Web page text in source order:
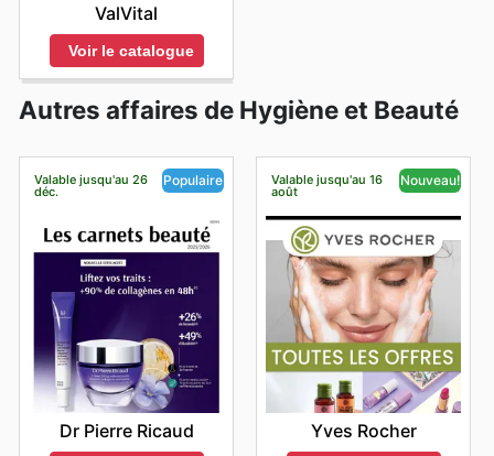
ValVital
Voir le catalogue
Autres affaires de Hygiène et Beauté
Valable jusqu'au 26
déc.
Populaire
Dr Pierre Ricaud
Valable jusqu'au 16
août
Nouveau!
Yves Rocher